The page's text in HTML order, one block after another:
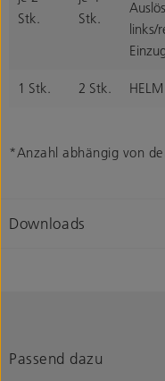
Stk.
Stk.
links/
1 Stk. 2 Stk.
*Anzahl abhängig von
Downloads
Passend dazu